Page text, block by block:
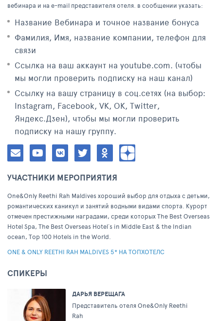
вебинара и на e-mail представителя отеля. в сообщении указать:
Название Вебинара и точное название бонуса
Фамилия, Имя, название компании, телефон для
связи
Ссылка на ваш аккаунт на youtube.com. (чтобы
мы могли проверить подписку на наш канал)
Ссылку на вашу страницу в соц.сетях (на выбор:
Instagram, Facebook, VK, ОК, Twitter,
Яндекс.Дзен), чтобы мы могли проверить
подписку на нашу группу.
УЧАСТНИКИ МЕРОПРИЯТИЯ
One&Only Reethi Rah Maldives хороший выбор для отдыха с детьми,
романтических каникул и занятий водными видами спорта. Курорт
отмечен престижными наградами, среди которых The Best Overseas
Hotel Spa, The Best Overseas Hotel`s in Middle East & the Indian
ocean, Top 100 Hotels in the World.
ONE & ONLY REETHI RAH MALDIVES 5* НА ТОПХОТЕЛС
СПИКЕРЫ
ДАРЬЯ ВЕРЕЩАГА
Представитель отеля One&Only Reethi
Rah